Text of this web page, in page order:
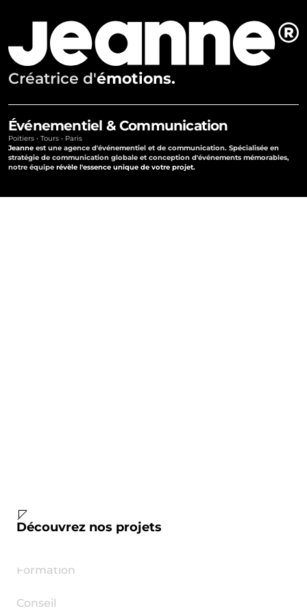
Événementiel & Communication
Poitiers • Tours • Paris
Jeanne est une agence d'événementiel et de communication. Spécialisée en
stratégie de communication globale et conception d'événements mémorables,
notre équipe révèle l'essence unique de votre projet.
Créatrice d'émotions.
expériences.
échanges.
ambiances.
Découvrez nos projets
Formation
Conseil